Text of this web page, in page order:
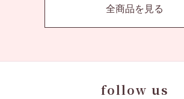
全商品を見る
follow us